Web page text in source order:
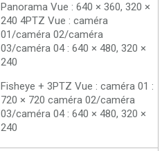
Panorama Vue : 640 × 360, 320 ×
240 4PTZ Vue : caméra
01/caméra 02/caméra
03/caméra 04 : 640 × 480, 320 ×
240
Fisheye + 3PTZ Vue : caméra 01 :
720 × 720 caméra 02/caméra
03/caméra 04 : 640 × 480, 320 ×
240